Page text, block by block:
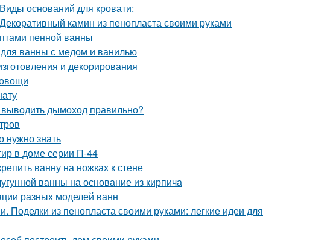
оснований для кровати:
камин из пенопласта своими руками
пенной ванны
ванны с медом и ванилью
и декорирования
дымоход правильно?
нужно знать
в доме серии П-44
ванну на ножках к стене
ванны на основание из кирпича
разных моделей ванн
Поделки из пенопласта своими руками: легкие идеи для